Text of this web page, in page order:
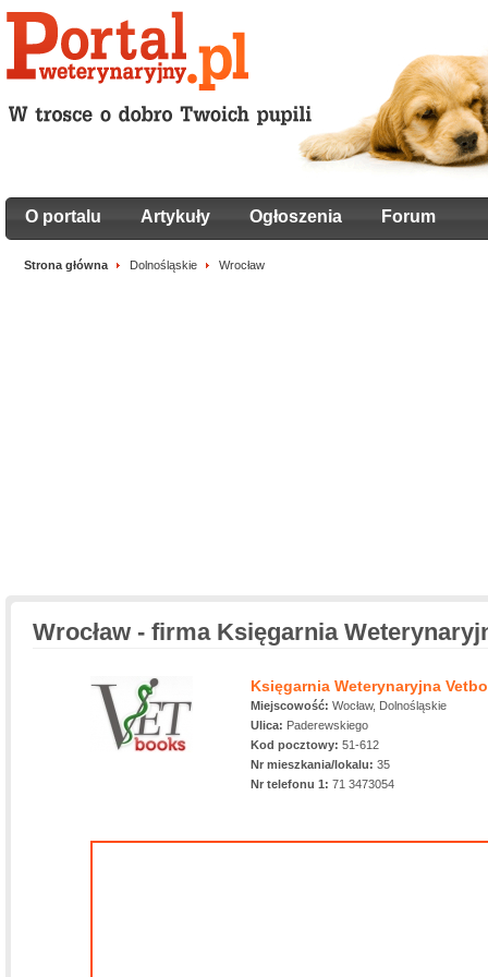
O portalu Artykuły Ogłoszenia Forum
Strona główna Dolnośląskie Wrocław
Wrocław - firma Księgarnia
Księgarnia Weterynaryjna
Miejscowość: Wocław, Dolnośląskie
Ulica: Paderewskiego
Kod pocztowy: 51-612
Nr mieszkania/lokalu: 35
Nr telefonu 1: 71 3473054